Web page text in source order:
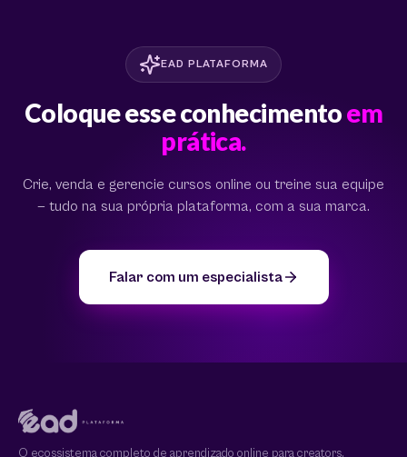
EAD PLATAFORMA
Coloque esse conhecimentoem
prática.
Crie, venda e gerencie cursos online ou treine sua equipe
— tudo na sua própria plataforma, com a sua marca.
Falar com um especialista
O ecossistema completo de aprendizado online para creators,